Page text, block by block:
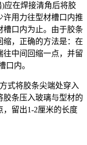
应在焊接清角后将胶
用力往型材槽口内推
口内为止。由于胶条
缩，正确的方法是：在
往中间回缩一点，并留
口内。
式将胶条尖端处穿入
胶条压入玻璃与型材的
留出1-2厘米的长度